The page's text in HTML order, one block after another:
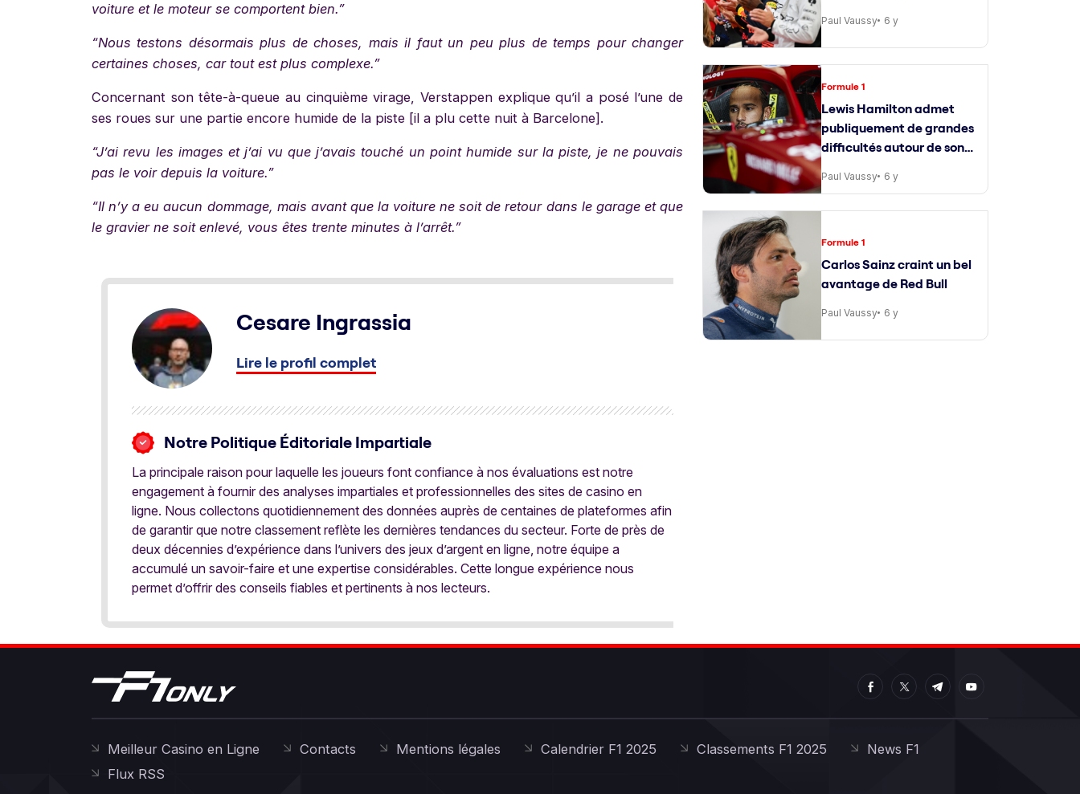
voiture et le moteur se comportent bien.”
“Nous testons désormais plus de choses, mais il faut un peu plus de temps pour changer
certaines choses, car tout est plus complexe.”
Concernant son tête-à-queue au cinquième virage, Verstappen explique qu’il a posé l’une de
ses roues sur une partie encore humide de la piste [il a plu cette nuit à Barcelone].
“J’ai revu les images et j’ai vu que j’avais touché un point humide sur la piste, je ne pouvais
pas le voir depuis la voiture.”
“Il n’y a eu aucun dommage, mais avant que la voiture ne soit de retour dans le garage et que
le gravier ne soit enlevé, vous êtes trente minutes à l’arrêt.”
Cesare Ingrassia
Lire le profil complet
Notre Politique Éditoriale Impartiale
La principale raison pour laquelle les joueurs font confiance à nos évaluations est notre
engagement à fournir des analyses impartiales et professionnelles des sites de casino en
ligne. Nous collectons quotidiennement des données auprès de centaines de plateformes afin
de garantir que notre classement reflète les dernières tendances du secteur. Forte de près de
deux décennies d’expérience dans l’univers des jeux d’argent en ligne, notre équipe a
accumulé un savoir-faire et une expertise considérables. Cette longue expérience nous
permet d’offrir des conseils fiables et pertinents à nos lecteurs.
Paul Vaussy 6 y
Formule 1
Lewis Hamilton admet
publiquement de grandes
difficultés autour de son
ingénieur de course
Paul Vaussy 6 y
Formule 1
Carlos Sainz craint un bel
avantage de Red Bull
Paul Vaussy 6 y
Meilleur Casino en Ligne Contacts Mentions légales Calendrier F1 2025 Classements F1 2025
News F1
Flux RSS